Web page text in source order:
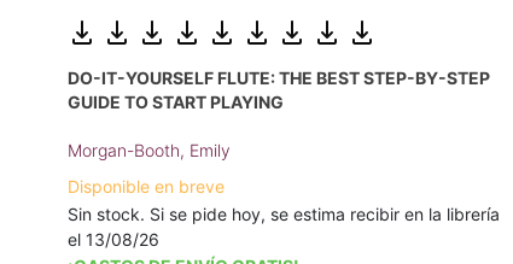
DO-IT-YOURSELF FLUTE: THE BEST STEP-BY-STEP
GUIDE TO START PLAYING
Morgan-Booth, Emily
Disponible en breve
Sin stock. Si se pide hoy, se estima recibir en la librería
el 13/08/26